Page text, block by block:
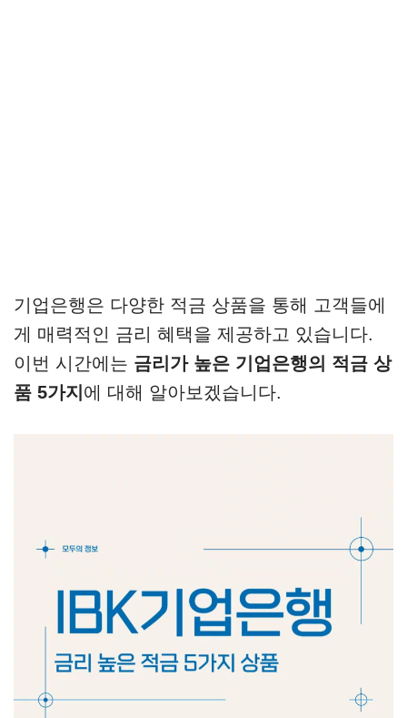
기업은행은 다양한 적금 상품을 통해 고객들에
게 매력적인 금리 혜택을 제공하고 있습니다.
이번 시간에는 금리가 높은 기업은행의 적금 상
품 5가지 에 대해 알아보겠습니다.